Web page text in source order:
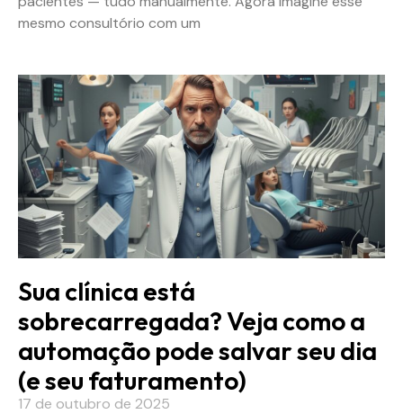
mesmo consultório com um
Sua clínica está
sobrecarregada? Veja como a
automação pode salvar seu dia
(e seu faturamento)
17 de outubro de 2025